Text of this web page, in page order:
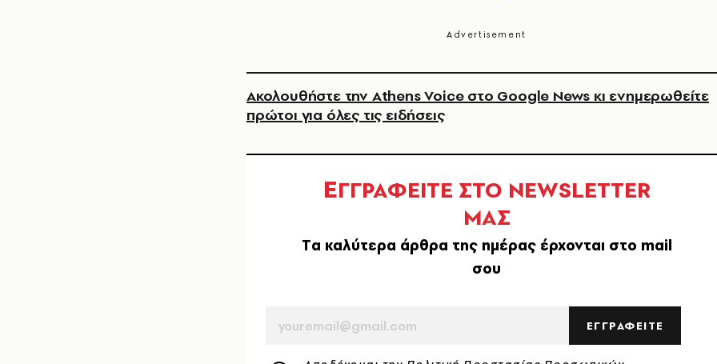
Ακολουθήστε την Athens Voice στο Google News κι ενημερωθείτε
πρώτοι για όλες τις ειδήσεις
ΕΓΓΡΑΦΕΙΤΕ ΣΤΟ NEWSLETTER
ΜΑΣ
Tα καλύτερα άρθρα της ημέρας έρχονται στο mail
σου
ΕΓΓΡΑΦΕΙΤΕ